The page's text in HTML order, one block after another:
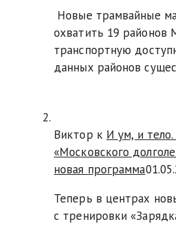
Новые трамвайные
охватить 19 районов
транспортную
данных районов
Виктор к И ум, и
«Московского
новая программа
Теперь в центрах
с тренировки